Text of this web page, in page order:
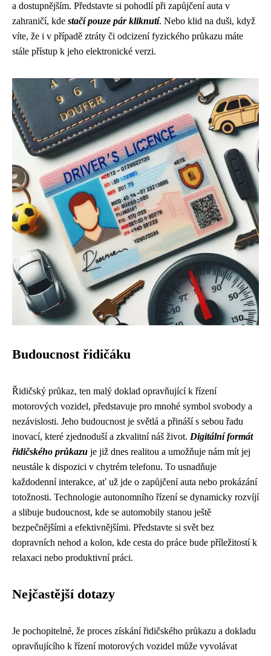
a dostupnějším. Představte si pohodlí při zapůjčení auta v
zahraničí, kde stačí pouze pár kliknutí. Nebo klid na duši, když
víte, že i v případě ztráty či odcizení fyzického průkazu máte
stále přístup k jeho elektronické verzi.
Budoucnost řidičáku
Řidičský průkaz, ten malý doklad opravňující k řízení
motorových vozidel, představuje pro mnohé symbol svobody a
nezávislosti. Jeho budoucnost je světlá a přináší s sebou řadu
inovací, které zjednoduší a zkvalitní náš život. Digitální formát
řidičského průkazu je již dnes realitou a umožňuje nám mít jej
neustále k dispozici v chytrém telefonu. To usnadňuje
každodenní interakce, ať už jde o zapůjčení auta nebo prokázání
totožnosti. Technologie autonomního řízení se dynamicky rozvíjí
a slibuje budoucnost, kde se automobily stanou ještě
bezpečnějšími a efektivnějšími. Představte si svět bez
dopravních nehod a kolon, kde cesta do práce bude příležitostí k
relaxaci nebo produktivní práci.
Nejčastější dotazy
Je pochopitelné, že proces získání řidičského průkazu a dokladu
opravňujícího k řízení motorových vozidel může vyvolávat